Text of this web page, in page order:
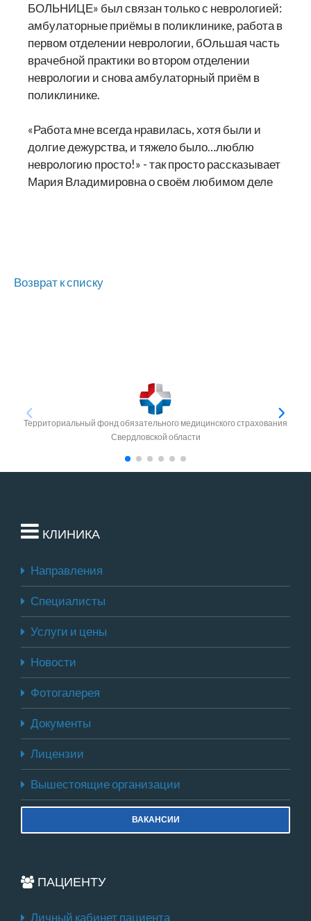
БОЛЬНИЦЕ» был связан только с неврологией:
амбулаторные приёмы в поликлинике, работа в
первом отделении неврологии, бОльшая часть
врачебной практики во втором отделении
неврологии и снова амбулаторный приём в
поликлинике.
«Работа мне всегда нравилась, хотя были и
долгие дежурства, и тяжело было…люблю
неврологию просто!» - так просто рассказывает
Мария Владимировна о своём любимом деле
Возврат к списку
Территориальный фонд обязательного медицинского страхования
Свердловской области
КЛИНИКА
Направления
Специалисты
Услуги и цены
Новости
Фотогалерея
Документы
Лицензии
Вышестоящие организации
ВАКАНСИИ
ПАЦИЕНТУ
Личный кабинет пациента